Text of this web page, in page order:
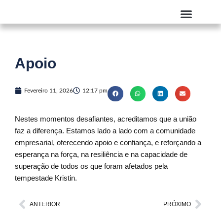
content
Apoio
Fevereiro 11, 2026 12:17 pm
Nestes momentos desafiantes, acreditamos que a união
faz a diferença. Estamos lado a lado com a comunidade
empresarial, oferecendo apoio e confiança, e reforçando a
esperança na força, na resiliência e na capacidade de
superação de todos os que foram afetados pela
tempestade Kristin.
Prev
ANTERIOR PRÓXIMONext